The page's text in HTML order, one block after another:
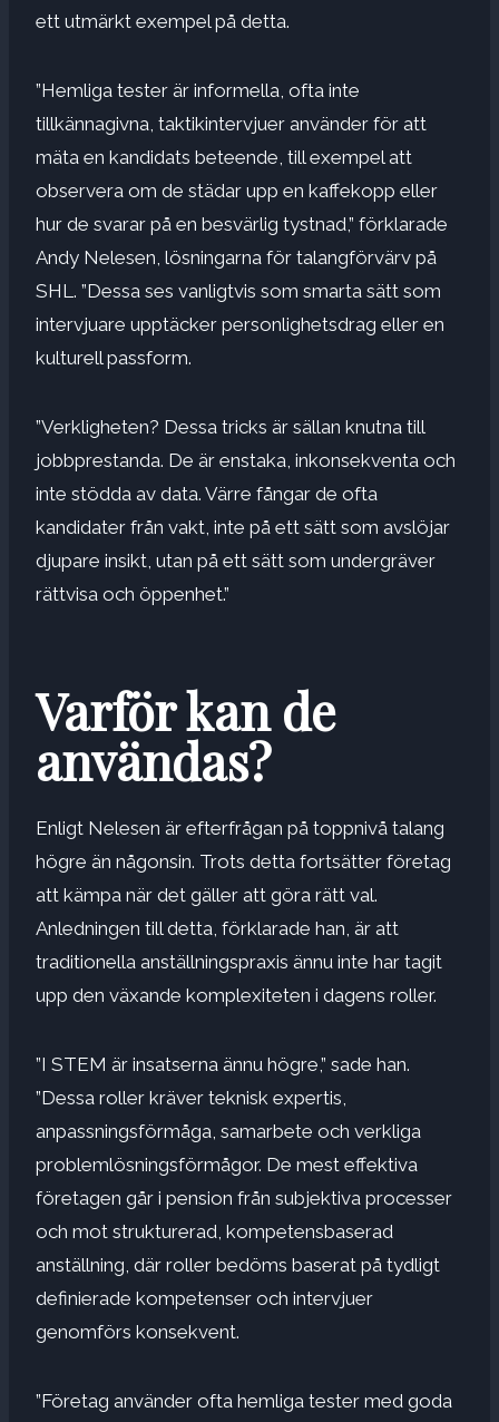
ett utmärkt exempel på detta.
”Hemliga tester är informella, ofta inte
tillkännagivna, taktikintervjuer använder för att
mäta en kandidats beteende, till exempel att
observera om de städar upp en kaffekopp eller
hur de svarar på en besvärlig tystnad,” förklarade
Andy Nelesen, lösningarna för talangförvärv på
SHL. ”Dessa ses vanligtvis som smarta sätt som
intervjuare upptäcker personlighetsdrag eller en
kulturell passform.
”Verkligheten? Dessa tricks är sällan knutna till
jobbprestanda. De är enstaka, inkonsekventa och
inte stödda av data. Värre fångar de ofta
kandidater från vakt, inte på ett sätt som avslöjar
djupare insikt, utan på ett sätt som undergräver
rättvisa och öppenhet.”
Varför kan de
användas?
Enligt Nelesen är efterfrågan på toppnivå talang
högre än någonsin. Trots detta fortsätter företag
att kämpa när det gäller att göra rätt val.
Anledningen till detta, förklarade han, är att
traditionella anställningspraxis ännu inte har tagit
upp den växande komplexiteten i dagens roller.
”I STEM är insatserna ännu högre,” sade han.
”Dessa roller kräver teknisk expertis,
anpassningsförmåga, samarbete och verkliga
problemlösningsförmågor. De mest effektiva
företagen går i pension från subjektiva processer
och mot strukturerad, kompetensbaserad
anställning, där roller bedöms baserat på tydligt
definierade kompetenser och intervjuer
genomförs konsekvent.
”Företag använder ofta hemliga tester med goda